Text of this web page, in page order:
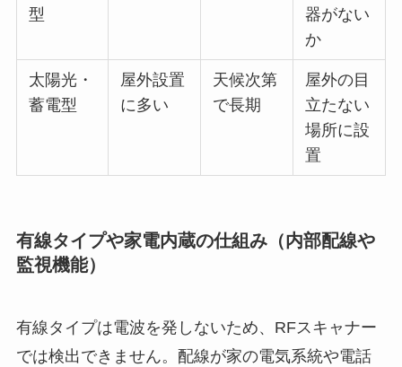
型
器がない
か
太陽光・
蓄電型
屋外設置
に多い
天候次第
で長期
屋外の目
立たない
場所に設
置
有線タイプや家電内蔵の仕組み（内部配線や
監視機能）
有線タイプは電波を発しないため、RFスキャナー
では検出できません。配線が家の電気系統や電話